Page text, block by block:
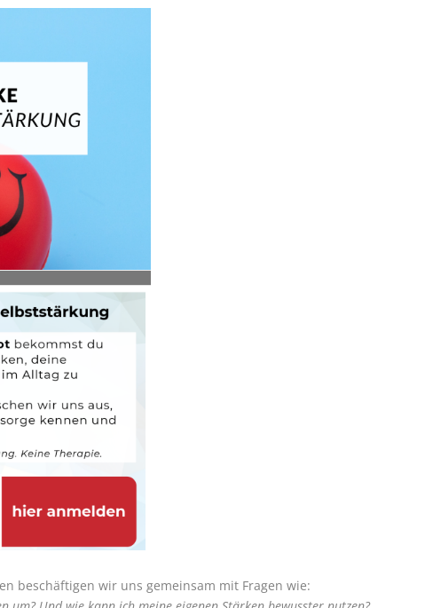
beschäftigen wir uns gemeinsam mit Fragen wie: